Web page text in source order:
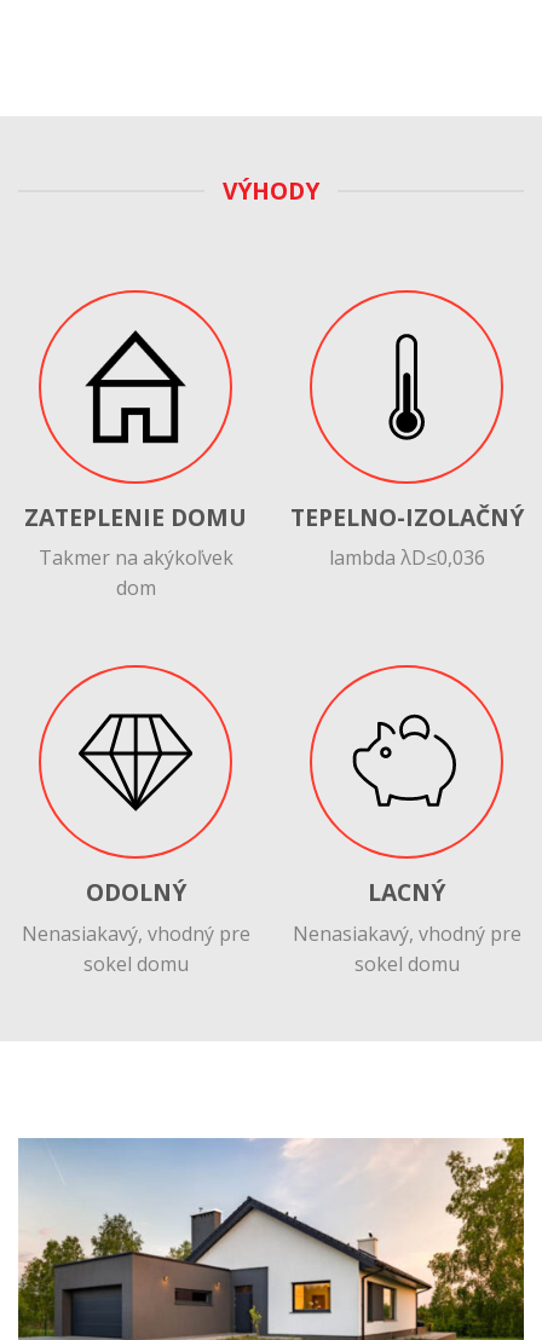
VÝHODY
ZATEPLENIE DOMU
Takmer na akýkoľvek
dom
TEPELNO-IZOLAČNÝ
lambda λD≤0,036
ODOLNÝ
Nenasiakavý, vhodný pre
sokel domu
LACNÝ
Nenasiakavý, vhodný pre
sokel domu